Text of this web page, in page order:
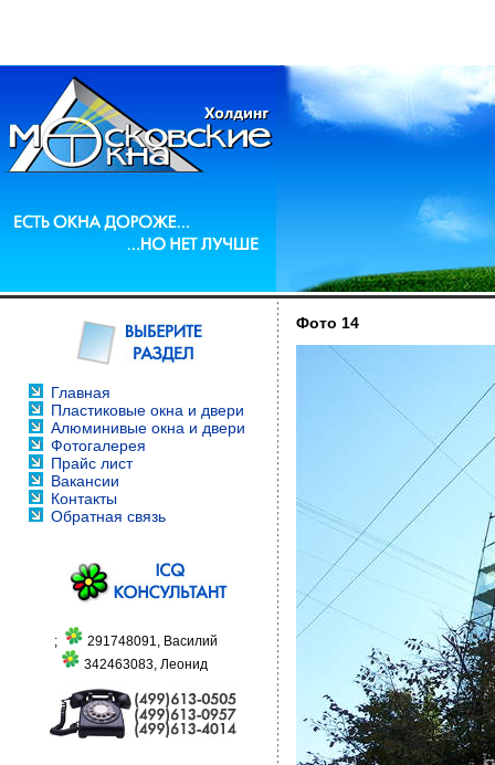
Главная
Пластиковые окна и двери
Алюминивые окна и двери
Фотогалерея
Прайс лист
Вакансии
Контакты
Обратная связь
;
291748091, Василий
342463083, Леонид
Фото 14